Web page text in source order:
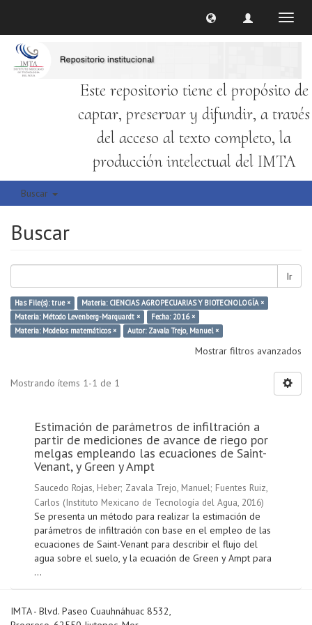
Este repositorio tiene el propósito de
captar, preservar y difundir, a través
del acceso al texto completo, la
producción intelectual del IMTA
Buscar
Buscar
Ir
Has File(s): true ×
Materia: CIENCIAS AGROPECUARIAS Y BIOTECNOLOGÍA ×
Materia: Método Levenberg-Marquardt ×
Fecha: 2016 ×
Materia: Modelos matemáticos ×
Autor: Zavala Trejo, Manuel ×
Mostrar filtros avanzados
Mostrando ítems 1-1 de 1
Estimación de parámetros de infiltración a
partir de mediciones de avance de riego por
melgas empleando las ecuaciones de Saint-
Venant, y Green y Ampt
Saucedo Rojas, Heber; Zavala Trejo, Manuel; Fuentes Ruiz,
Carlos (Instituto Mexicano de Tecnología del Agua, 2016)
Se presenta un método para realizar la estimación de
parámetros de infiltración con base en el empleo de las
ecuaciones de Saint-Venant para describir el flujo del
agua sobre el suelo, y la ecuación de Green y Ampt para
...
IMTA - Blvd. Paseo Cuauhnáhuac 8532,